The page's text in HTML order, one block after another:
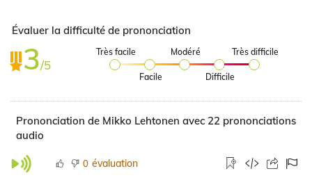
Évaluer la difficulté de prononciation
3/5
Très facile
Facile
Modéré
Difficile
Très difficile
Prononciation de Mikko Lehtonen avec 22 prononciations
audio
0 évaluation